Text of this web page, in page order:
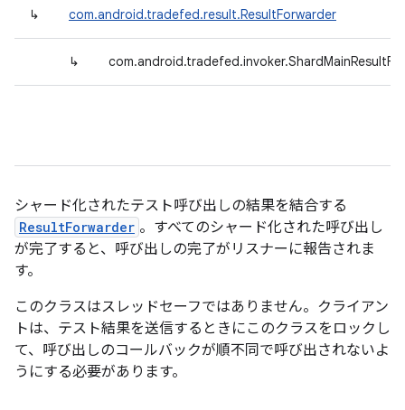
↳ com.android.tradefed.result.ResultForwarder
↳
シャード化されたテスト呼び出しの結果を結合する
ResultForwarder 。すべてのシャード化された呼び出し
が完了すると、呼び出しの完了がリスナーに報告されま
す。
このクラスはスレッドセーフではありません。クライアン
トは、テスト結果を送信するときにこのクラスをロックし
て、呼び出しのコールバックが順不同で呼び出されないよ
うにする必要があります。